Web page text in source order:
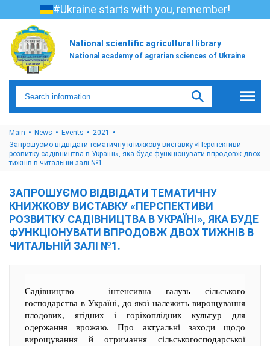
#Ukraine starts with you, remember!
National scientific agricultural library
National academy of agrarian sciences of Ukraine
Main News Events
2021
Запрошуємо відвідати тематичну книжкову виставку «Перспективи
розвитку садівництва в Україні», яка буде функціонувати впродовж двох
тижнів в читальній залі №1.
ЗАПРОШУЄМО ВІДВІДАТИ ТЕМАТИЧНУ
КНИЖКОВУ ВИСТАВКУ «ПЕРСПЕКТИВИ
РОЗВИТКУ САДІВНИЦТВА В УКРАЇНІ», ЯКА БУДЕ
ФУНКЦІОНУВАТИ ВПРОДОВЖ ДВОХ ТИЖНІВ В
ЧИТАЛЬНІЙ ЗАЛІ №1.
Садівництво – інтенсивна галузь сільського
господарства в Україні, до якої належить вирощування
плодових, ягідних і горіхоплідних культур для
одержання врожаю. Про актуальні заходи щодо
вирощування й отримання сільськогосподарської